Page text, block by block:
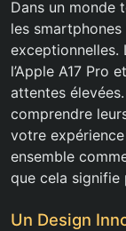
Dans un monde
les
exceptionnelles.
l’Apple A17 Pro
attentes
comprendre
votre
ensemble
que cela signifie
Un Design